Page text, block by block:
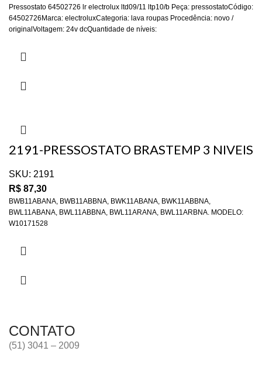
Pressostato 64502726 lr electrolux ltd09/11 ltp10/b Peça: pressostatoCódigo:
64502726Marca: electroluxCategoria: lava roupas Procedência: novo /
originalVoltagem: 24v dcQuantidade de níveis:
2191-PRESSOSTATO BRASTEMP 3 NIVEIS
SKU: 2191
R$ 87,30
BWB11ABANA, BWB11ABBNA, BWK11ABANA, BWK11ABBNA,
BWL11ABANA, BWL11ABBNA, BWL11ARANA, BWL11ARBNA. MODELO:
W10171528
CONTATO
(51) 3041 – 2009